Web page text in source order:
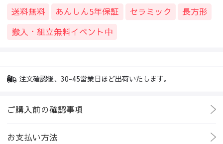
送料無料 あんしん5年保証 セラミック
長方形
搬入・組立無料イベント中
注文確認後、30-45営業日ほど出荷いたします。
ご購入前の確認事項
お支払い方法